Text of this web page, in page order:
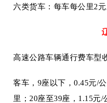
六类货车：每车每公里2元
高速公路车辆通行费车型
客车， 9座以下，0.45元/
里；20座至39座，1.15元